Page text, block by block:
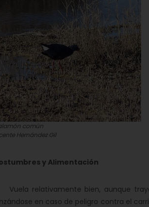
común
Hernández Gil
y Alimentación
relativamente bien, aunque
en caso de peligro contra el